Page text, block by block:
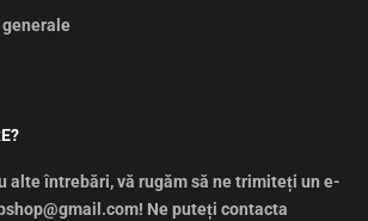
alte întrebări, vă rugăm să ne trimiteți un e-
Ne puteți contacta